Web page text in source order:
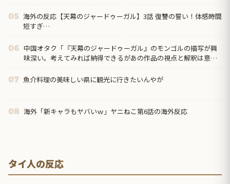
05 海外の反応【天幕のジャードゥーガル】3話 復讐の誓い！体感時間
短すぎ…
06 中国オタク「『天幕のジャードゥーガル』のモンゴルの描写が興
味深い。考えてみれば納得できるがあの作品の視点と解釈は意外
07 魚介料理の美味しい県に観光に行きたいんやが
08 海外「新キャラもヤバいｗ」ヤニねこ第6話の海外反応
タイ人の反応